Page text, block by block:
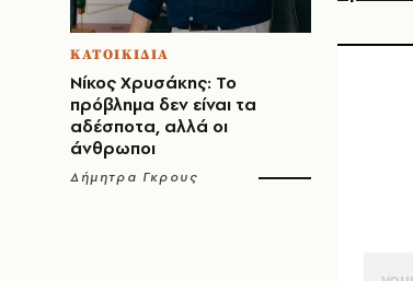
ΚΑΤΟΙΚΙΔΙΑ
Νίκος Χρυσάκης: Το
πρόβλημα δεν είναι τα
αδέσποτα, αλλά οι
άνθρωποι
Δήμητρα Γκρους